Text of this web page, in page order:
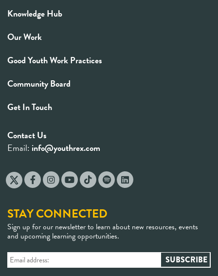
Knowledge Hub
Our Work
Good Youth Work Practices
Community Board
Get In Touch
Contact Us
Email: info@youthrex.com
STAY CONNECTED
Sign up for our newsletter to learn about new resources, events
and upcoming learning opportunities.